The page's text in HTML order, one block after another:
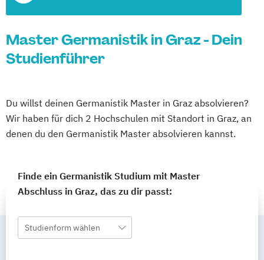
Master Germanistik in Graz - Dein
Studienführer
Du willst deinen Germanistik Master in Graz absolvieren?
Wir haben für dich 2 Hochschulen mit Standort in Graz, an
denen du den Germanistik Master absolvieren kannst.
Finde ein Germanistik Studium mit Master
Abschluss in Graz, das zu dir passt:
Studienform wählen